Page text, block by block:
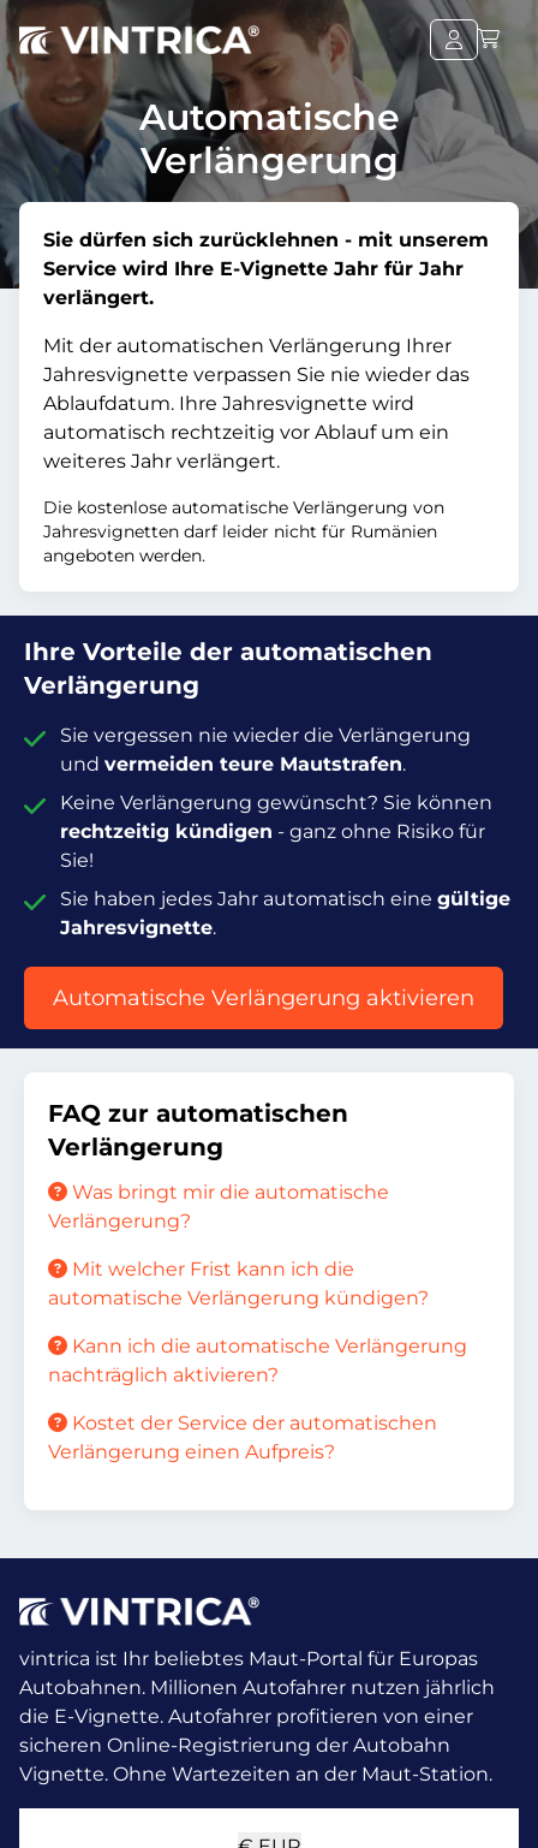
Automatische
Verlängerung
Sie dürfen sich zurücklehnen - mit unserem
Service wird Ihre E-Vignette Jahr für Jahr
verlängert.
Mit der automatischen Verlängerung Ihrer
Jahresvignette verpassen Sie nie wieder das
Ablaufdatum. Ihre Jahresvignette wird
automatisch rechtzeitig vor Ablauf um ein
weiteres Jahr verlängert.
Die kostenlose automatische Verlängerung von
Jahresvignetten darf leider nicht für Rumänien
angeboten werden.
Ihre Vorteile der automatischen
Verlängerung
Sie vergessen nie wieder die Verlängerung
undvermeiden teure Mautstrafen.
Keine Verlängerung gewünscht? Sie können
rechtzeitig kündigen - ganz ohne Risiko für
Sie!
Sie haben jedes Jahr automatisch einegültige
Jahresvignette.
Automatische Verlängerung aktivieren
FAQ zur automatischen
Verlängerung
Was bringt mir die automatische
Verlängerung?
Mit welcher Frist kann ich die
automatische Verlängerung kündigen?
Kann ich die automatische Verlängerung
nachträglich aktivieren?
Kostet der Service der automatischen
Verlängerung einen Aufpreis?
vintrica ist Ihr beliebtes Maut-Portal für Europas
Autobahnen. Millionen Autofahrer nutzen jährlich
die E-Vignette. Autofahrer profitieren von einer
sicheren Online-Registrierung der Autobahn
Vignette. Ohne Wartezeiten an der Maut-Station.